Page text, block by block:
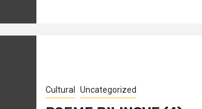
Cultural Uncategorized